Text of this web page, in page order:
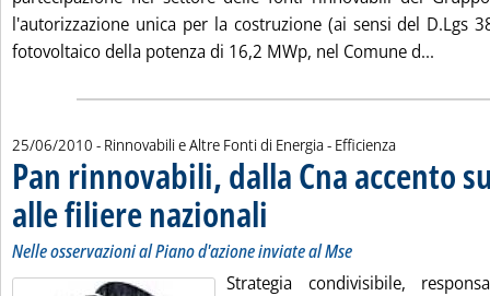
l'autorizzazione unica per la costruzione (ai sensi del D.Lgs
fotovoltaico della potenza di 16,2 MWp, nel Comune d...
25/06/2010 - Rinnovabili e Altre Fonti di Energia - Efficienza
Pan rinnovabili, dalla Cna accento
alle filiere nazionali
Nelle osservazioni al Piano d'azione inviate al Mse
Strategia condivisibile,